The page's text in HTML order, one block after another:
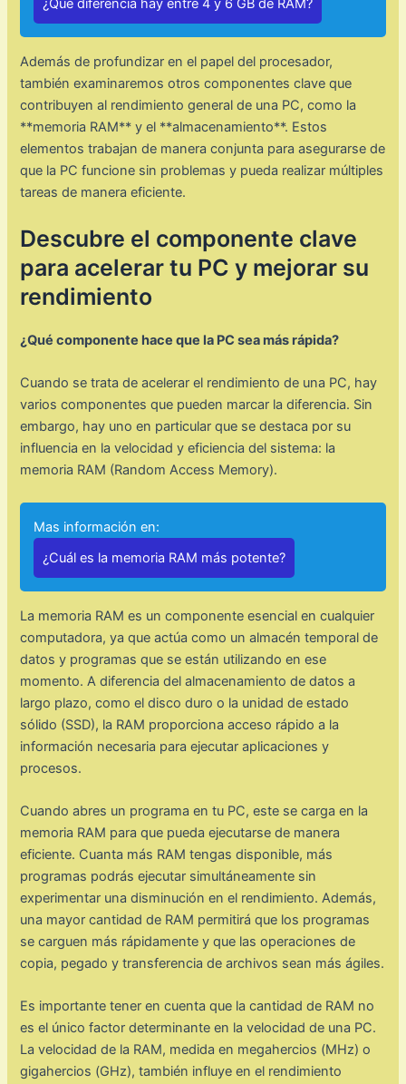
¿Qué diferencia hay entre 4 y 6 GB de RAM?
Además de profundizar en el papel del procesador,
también examinaremos otros componentes clave que
contribuyen al rendimiento general de una PC, como la
**memoria RAM** y el **almacenamiento**. Estos
elementos trabajan de manera conjunta para asegurarse de
que la PC funcione sin problemas y pueda realizar múltiples
tareas de manera eficiente.
Descubre el componente clave
para acelerar tu PC y mejorar su
rendimiento
¿Qué componente hace que la PC sea más rápida?
Cuando se trata de acelerar el rendimiento de una PC, hay
varios componentes que pueden marcar la diferencia. Sin
embargo, hay uno en particular que se destaca por su
influencia en la velocidad y eficiencia del sistema: la
memoria RAM (Random Access Memory).
Mas información en:
¿Cuál es la memoria RAM más potente?
La memoria RAM es un componente esencial en cualquier
computadora, ya que actúa como un almacén temporal de
datos y programas que se están utilizando en ese
momento. A diferencia del almacenamiento de datos a
largo plazo, como el disco duro o la unidad de estado
sólido (SSD), la RAM proporciona acceso rápido a la
información necesaria para ejecutar aplicaciones y
procesos.
Cuando abres un programa en tu PC, este se carga en la
memoria RAM para que pueda ejecutarse de manera
eficiente. Cuanta más RAM tengas disponible, más
programas podrás ejecutar simultáneamente sin
experimentar una disminución en el rendimiento. Además,
una mayor cantidad de RAM permitirá que los programas
se carguen más rápidamente y que las operaciones de
copia, pegado y transferencia de archivos sean más ágiles.
Es importante tener en cuenta que la cantidad de RAM no
es el único factor determinante en la velocidad de una PC.
La velocidad de la RAM, medida en megahercios (MHz) o
gigahercios (GHz), también influye en el rendimiento